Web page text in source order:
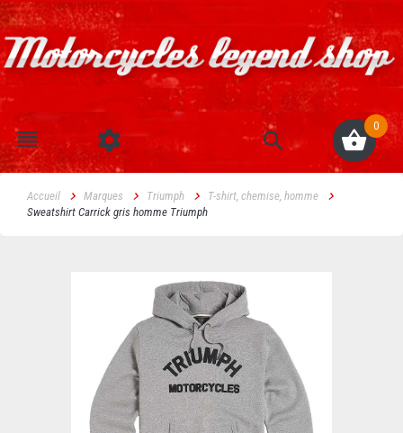
0
Accueil Marques Triumph
T-shirt, chemise, homme
Sweatshirt Carrick gris homme Triumph